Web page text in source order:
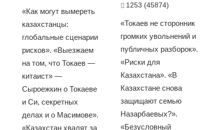
«Как могут вымереть
казахстанцы:
глобальные сценарии
рисков». «Выезжаем
на том, что Токаев —
китаист» —
Сыроежкин о Токаеве
и Си, секретных
делах и о Масимове».
«Казахстан хвалят за
1253 (45874)
«Токаев не сторонник
громких увольнений и
публичных разборок».
«Риски для
Казахстана». «В
Казахстане снова
защищают семью
Назарбаевых?».
«Безусловный